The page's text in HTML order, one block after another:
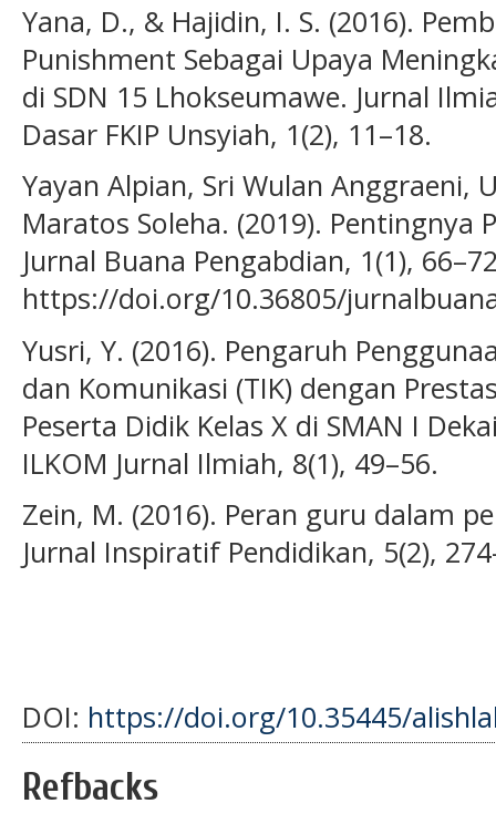
Yana, D., & Hajidin, I. S. (2016).
Punishment Sebagai Upaya
di SDN 15 Lhokseumawe. Jurnal
Dasar FKIP Unsyiah, 1(2), 11–18.
Yayan Alpian, Sri Wulan Anggraeni,
Maratos Soleha. (2019). Pentingnya
Jurnal Buana Pengabdian, 1(1),
https://doi.org/10.36805/
Yusri, Y. (2016). Pengaruh
dan Komunikasi (TIK) dengan
Peserta Didik Kelas X di SMAN I
ILKOM Jurnal Ilmiah, 8(1), 49–56.
Zein, M. (2016). Peran guru dalam
Jurnal Inspiratif Pendidikan, 5(2),
DOI: https://doi.org/10.35445/
Refbacks